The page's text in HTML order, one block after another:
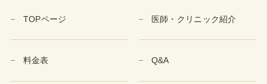
TOPページ 医師・クリニック紹介
料金表 Q&A